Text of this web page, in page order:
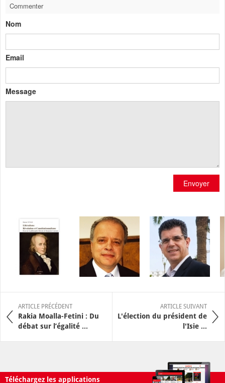
Commenter
Nom
Email
Message
Envoyer
ARTICLE PRÉCÉDENT
Rakia Moalla-Fetini : Du
débat sur l’égalité ...
ARTICLE SUIVANT
L'élection du président de
l'Isie ...
Téléchargez les applications